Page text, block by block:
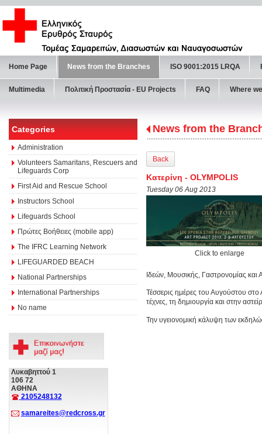
Home Page News from the Branches ISO 9001:2015 LRQA
Multimedia Πολιτική Προστασία - ΕU Projects FAQ Where
Categories
Administration
Volunteers Samaritans, Rescuers and
Lifeguards Corp
First Aid and Rescue School
Instructors School
Lifeguards School
Πρώτες Βοήθειες (mobile app)
The IFRC Learning Network
LIFEGUARDED BEACH
National Partnerships
International Partnerships
No name
Λυκαβηττού 1
106 72
ΑΘΗΝΑ
2105248132
samareites@redcross.gr
News from the
Back
Κατερίνη - OLYMPOLIS
Tuesday 06 Aug 2013
Click to enlarge
Ιδεών, Μουσικής, Γαστρονομίας
Τέσσερις ημέρες του Αυγούστου
τέχνες, τη δημιουργία και στην
Την υγειονομική κάλυψη των